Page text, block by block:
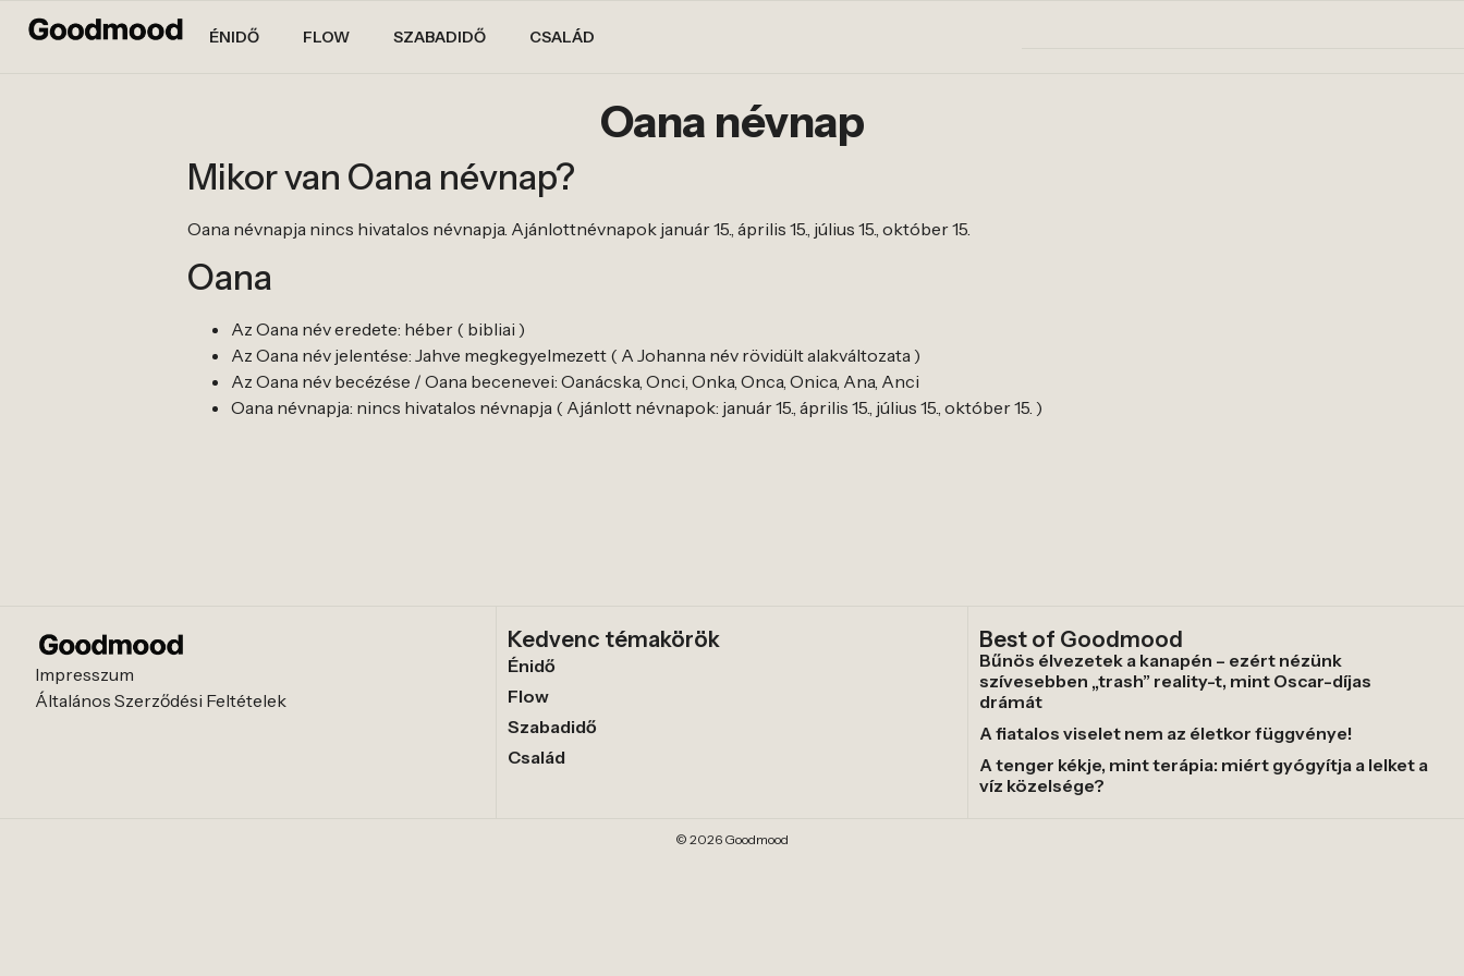
ÉNIDŐ FLOW SZABADIDŐ CSALÁD
Oana névnap
Mikor van Oana névnap?
Oana névnapja nincs hivatalos névnapja. Ajánlottnévnapok január 15., április 15., július 15., október 15.
Oana
Az Oana név eredete: héber ( bibliai )
Az Oana név jelentése: Jahve megkegyelmezett ( A Johanna név rövidült alakváltozata )
Az Oana név becézése / Oana becenevei: Oanácska, Onci, Onka, Onca, Onica, Ana, Anci
Oana névnapja: nincs hivatalos névnapja ( Ajánlott névnapok: január 15., április 15., július 15., október 15. )
Impresszum
Általános Szerződési Feltételek
Kedvenc témakörök
Énidő
Flow
Szabadidő
Család
Best of Goodmood
Bűnös élvezetek a kanapén – ezért nézünk
szívesebben „trash” reality-t, mint Oscar-díjas
drámát
A fiatalos viselet nem az életkor függvénye!
A tenger kékje, mint terápia: miért gyógyítja a lelket a
víz közelsége?
© 2026 Goodmood